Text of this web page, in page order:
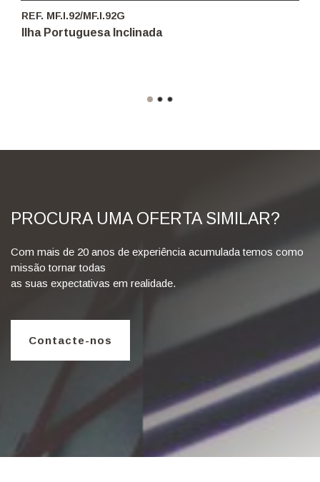
REF. MF.I.92/MF.I.92G
Ilha Portuguesa Inclinada
PROCURA UMA OFERTA SIMILAR?
Com mais de 20 anos de experiência acumulada temos como
missão tornar todas
as suas expectativas em realidade.
Contacte-nos